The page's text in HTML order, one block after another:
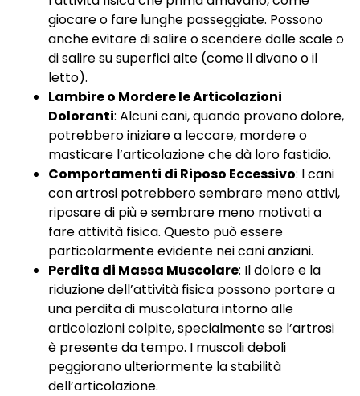
giocare o fare lunghe passeggiate. Possono
anche evitare di salire o scendere dalle scale o
di salire su superfici alte (come il divano o il
letto).
Lambire o Mordere le Articolazioni
Doloranti: Alcuni cani, quando provano dolore,
potrebbero iniziare a leccare, mordere o
masticare l’articolazione che dà loro fastidio.
Comportamenti di Riposo Eccessivo: I cani
con artrosi potrebbero sembrare meno attivi,
riposare di più e sembrare meno motivati a
fare attività fisica. Questo può essere
particolarmente evidente nei cani anziani.
Perdita di Massa Muscolare: Il dolore e la
riduzione dell’attività fisica possono portare a
una perdita di muscolatura intorno alle
articolazioni colpite, specialmente se l’artrosi
è presente da tempo. I muscoli deboli
peggiorano ulteriormente la stabilità
dell’articolazione.